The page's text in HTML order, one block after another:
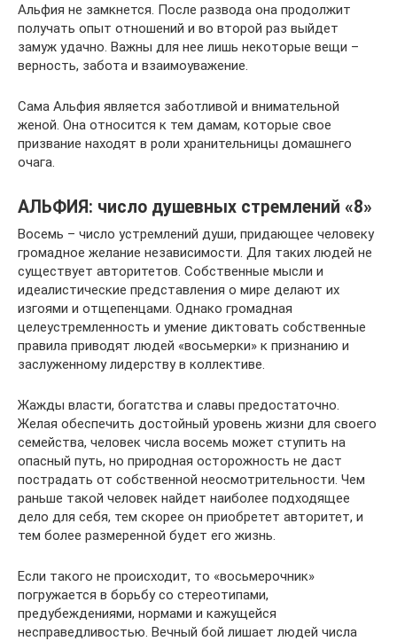
Альфия не замкнется. После развода она продолжит
получать опыт отношений и во второй раз выйдет
замуж удачно. Важны для нее лишь некоторые вещи –
верность, забота и взаимоуважение.
Сама Альфия является заботливой и внимательной
женой. Она относится к тем дамам, которые свое
призвание находят в роли хранительницы домашнего
очага.
АЛЬФИЯ: число душевных стремлений «8»
Восемь – число устремлений души, придающее человеку
громадное желание независимости. Для таких людей не
существует авторитетов. Собственные мысли и
идеалистические представления о мире делают их
изгоями и отщепенцами. Однако громадная
целеустремленность и умение диктовать собственные
правила приводят людей «восьмерки» к признанию и
заслуженному лидерству в коллективе.
Жажды власти, богатства и славы предостаточно.
Желая обеспечить достойный уровень жизни для своего
семейства, человек числа восемь может ступить на
опасный путь, но природная осторожность не даст
пострадать от собственной неосмотрительности. Чем
раньше такой человек найдет наиболее подходящее
дело для себя, тем скорее он приобретет авторитет, и
тем более размеренной будет его жизнь.
Если такого не происходит, то «восьмерочник»
погружается в борьбу со стереотипами,
предубеждениями, нормами и кажущейся
несправедливостью. Вечный бой лишает людей числа